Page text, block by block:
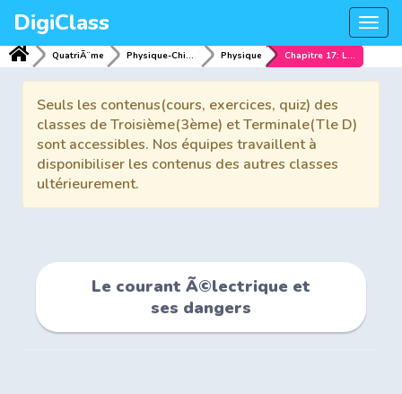
DigiClass
QuatriÃ¨me Physique-Chimie Physique Chapitre 17: Le courant Ã©lectrique et ses dangers
Seuls les contenus(cours, exercices, quiz) des
classes de Troisième(3ème) et Terminale(Tle D)
sont accessibles. Nos équipes travaillent à
disponibiliser les contenus des autres classes
ultérieurement.
Le courant Ã©lectrique et
ses dangers